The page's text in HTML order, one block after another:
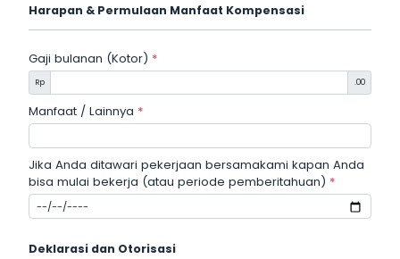
Harapan & Permulaan Manfaat Kompensasi
Gaji bulanan (Kotor) *
Rp .00
Manfaat / Lainnya *
Jika Anda ditawari pekerjaan bersamakami kapan Anda
bisa mulai bekerja (atau periode pemberitahuan) *
Deklarasi dan Otorisasi